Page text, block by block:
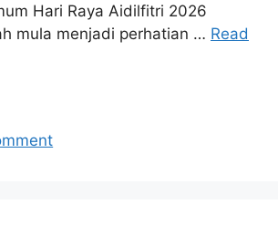
Hari Raya Aidilfitri 2026
mula menjadi perhatian … Read